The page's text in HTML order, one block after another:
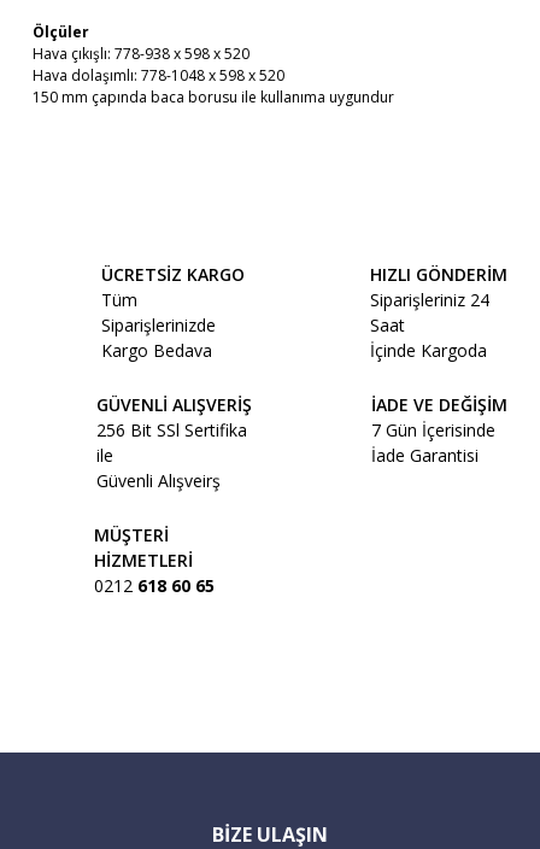
Ölçüler
Hava çıkışlı: 778-938 x 598 x 520
Hava dolaşımlı: 778-1048 x 598 x 520
150 mm çapında baca borusu ile kullanıma uygundur
Ürün resmi kalitesiz, bozuk veya görüntülenemiyor.
Ürün açıklamasında eksik bilgiler bulunuyor.
Ürün fiyatı diğer sitelerden daha pahalı.
Bu ürüne benzer farklı alternatifler olmalı.
ÜCRETSİZ KARGO
Tüm
Siparişlerinizde
Kargo Bedava
HIZLI GÖNDERİM
Siparişleriniz 24
Saat
İçinde Kargoda
GÜVENLİ ALIŞVERİŞ
256 Bit SSl Sertifika
ile
Güvenli Alışveirş
İADE VE DEĞİŞİM
7 Gün İçerisinde
İade Garantisi
MÜŞTERİ
HİZMETLERİ
0212 618 60 65
BİZE ULAŞIN